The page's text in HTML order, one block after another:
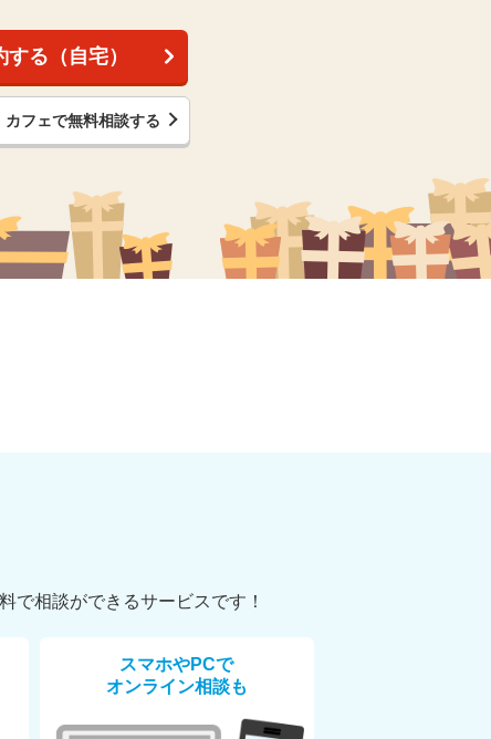
る（自宅）
カフェで無料相談する
で相談ができるサービスです！
スマホやPCで
オンライン相談も